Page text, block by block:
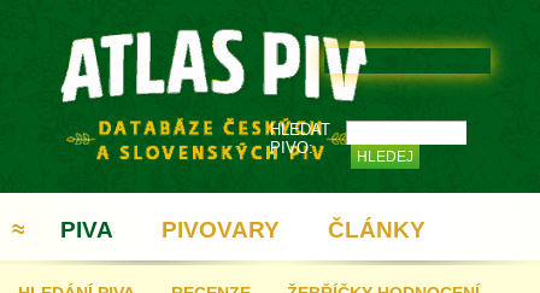
HLEDAT
PIVO:
≈ PIVA PIVOVARY ČLÁNKY